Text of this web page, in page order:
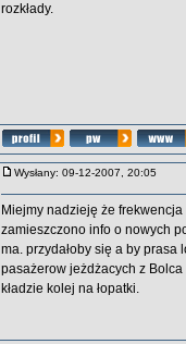
rozkłady.
Wysłany: 09-12-2007, 20:05
Miejmy nadzieję że
zamieszczono info o nowych
ma. przydałoby się a by prasa
pasażerow jeżdżacych z
kładzie kolej na łopatki.